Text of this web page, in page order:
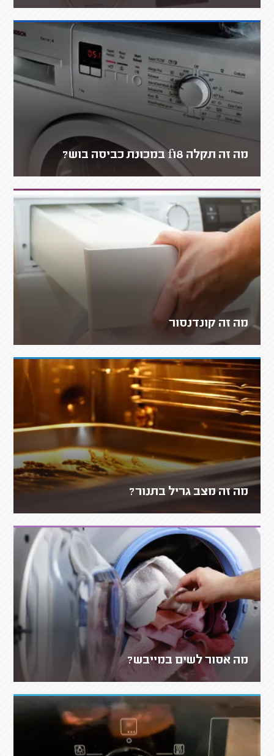
מה זה תקלה f18 במכונת כביסה בוש?
מה זה קונדנסור
מה זה מצב גריל בתנור?
מה אסור לשים במייבש?